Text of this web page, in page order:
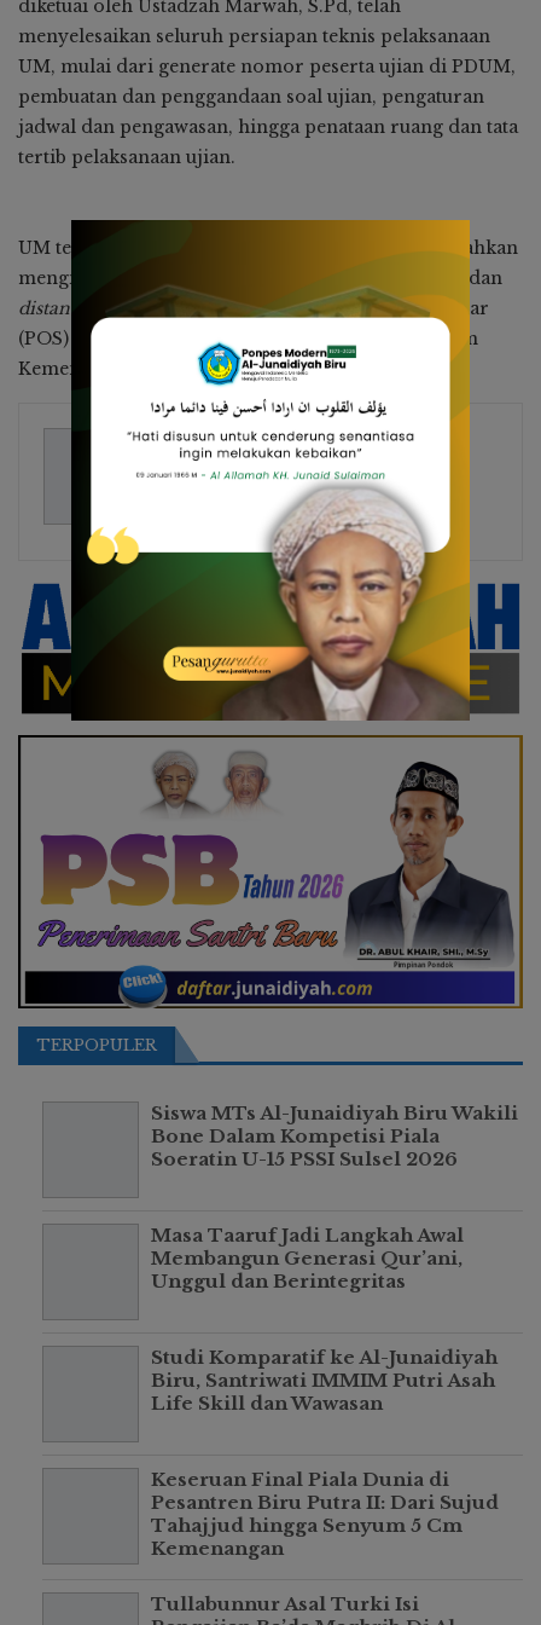
diketuai oleh Ustadzah Marwah, S.Pd, telah
menyelesaikan seluruh persiapan teknis pelaksanaan
UM, mulai dari generate nomor peserta ujian di PDUM,
pembuatan dan penggandaan soal ujian, pengaturan
jadwal dan pengawasan, hingga penataan ruang dan tata
tertib pelaksanaan ujian.
UM terpantau berjalan dengan tertib dan lancar, bahkan
mengikuti standar protokol kesehatan (bermasker dan
distancing
) mengikuti Prosedur Operasional Standar
(POS) UM yang ditetapkan Dirjen Pendidikan Islam
Kemenag RI Tahun 2022.
Ayyub Hamzah 349 Posts
Media Centre Al-Junaidiyah
TERPOPULER
Siswa MTs Al-Junaidiyah Biru Wakili
Bone Dalam Kompetisi Piala
Soeratin U-15 PSSI Sulsel 2026
Masa Taaruf Jadi Langkah Awal
Membangun Generasi Qur’ani,
Unggul dan Berintegritas
Studi Komparatif ke Al-Junaidiyah
Biru, Santriwati IMMIM Putri Asah
Life Skill dan Wawasan
Keseruan Final Piala Dunia di
Pesantren Biru Putra II: Dari Sujud
Tahajjud hingga Senyum 5 Cm
Kemenangan
Tullabunnur Asal Turki Isi